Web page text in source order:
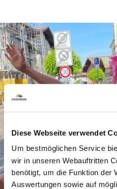
Diese Webseite verwendet
Um bestmöglichen Service
wir in unseren Webauftritten
benötigt, um die Funktion der
Auswertungen sowie auf
Preisinformation
kostenlos